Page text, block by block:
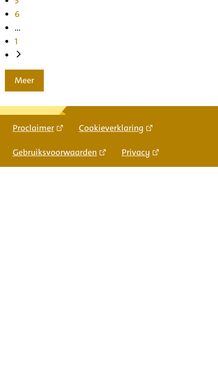
6
...
1
Meer
Proclaimer Cookieverklaring
Gebruiksvoorwaarden Privacy